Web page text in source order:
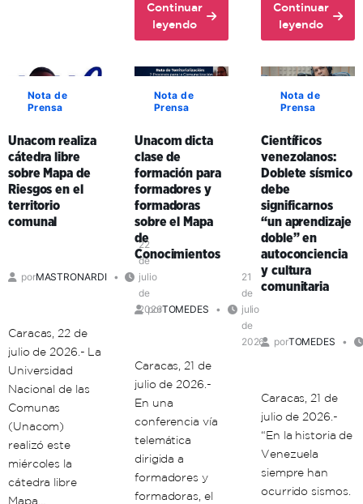
Hugo
Chávez
Continuar
leyendo
about
Ante
guerra
cognitiva,
investigador
expresó
que
existe
la
necesidad
de
una
ética
de
la
vida
Continuar
leyendo
about
Unacom
enlaces
formativos
en
fortalecen
la
educación
universitaria
en
el
territorio
comunal
Nota de
Prensa
Unacom realiza
cátedra libre
sobre Mapa de
Riesgos en el
territorio
comunal
porMASTRONARDI
22
de
julio
de
2026
Caracas, 22 de
julio de 2026.- La
Universidad
Nacional de las
Comunas
(Unacom)
realizó este
miércoles la
cátedra libre
Mapa…
Nota de
Prensa
Unacom dicta
clase de
formación para
formadores y
formadoras
sobre el Mapa
de
Conocimientos
porTOMEDES
21
de
julio
de
2026
Caracas, 21 de
julio de 2026.-
En una
conferencia vía
telemática
dirigida a
formadores y
formadoras, el
Nota de
Prensa
Científicos
venezolanos:
Doblete sísmico
debe
significarnos
“un aprendizaje
doble” en
autoconciencia
y cultura
comunitaria
porTOMEDES
Caracas, 21 de
julio de 2026.-
“En la historia de
Venezuela
siempre han
ocurrido sismos.